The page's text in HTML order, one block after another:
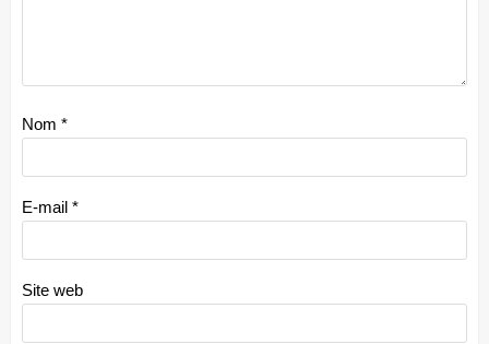
Nom *
E-mail *
Site web